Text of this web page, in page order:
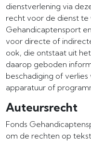
dienstverlening via
recht voor de dienst te
Gehandicaptensport
voor directe of
ook, die ontstaat uit
daarop geboden
beschadiging of
apparatuur of
Auteursrecht
Fonds
om de rechten op